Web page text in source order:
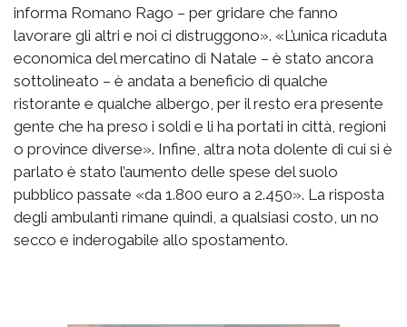
informa Romano Rago – per gridare che fanno
lavorare gli altri e noi ci distruggono». «L’unica ricaduta
economica del mercatino di Natale – è stato ancora
sottolineato – è andata a beneficio di qualche
ristorante e qualche albergo, per il resto era presente
gente che ha preso i soldi e li ha portati in città, regioni
o province diverse». Infine, altra nota dolente di cui si è
parlato è stato l’aumento delle spese del suolo
pubblico passate «da 1.800 euro a 2.450». La risposta
degli ambulanti rimane quindi, a qualsiasi costo, un no
secco e inderogabile allo spostamento.